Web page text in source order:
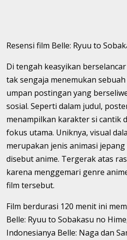
Resensi film Belle: Ryuu to
Di tengah keasyikan
tak sengaja menemukan
umpan postingan yang
sosial. Seperti dalam judul,
menampilkan karakter si cantik
fokus utama. Uniknya, visual
merupakan jenis animasi
disebut anime. Tergerak atas
karena menggemari genre
film tersebut.
Film berdurasi 120 menit ini
Belle: Ryuu to Sobakasu no
Indonesianya Belle: Naga dan